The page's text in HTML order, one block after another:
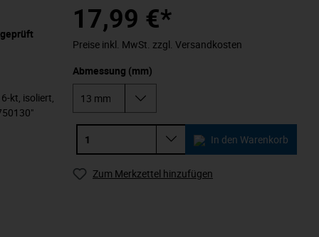
kt, isoliert,
17,99 €*
Preise inkl. MwSt. zzgl. Versandkosten
Abmessung (mm)
In den Warenkorb
Zum Merkzettel hinzufügen